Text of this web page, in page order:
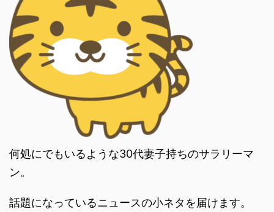
何処にでもいるような30代妻子持ちのサラリーマ
ン。
話題になっているニュースの小ネタを届けます。